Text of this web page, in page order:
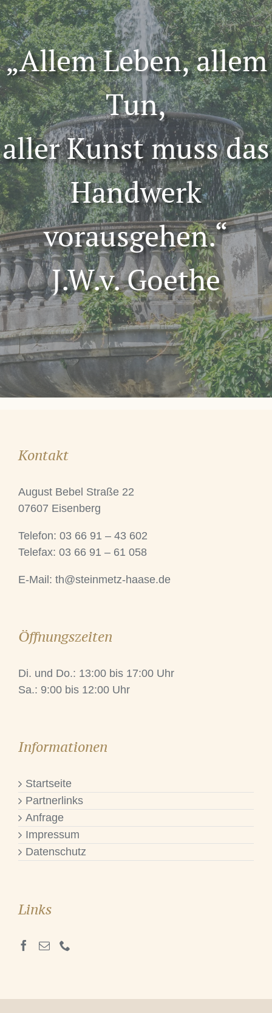
„Allem Leben, allem
Tun,
aller Kunst muss das
Handwerk
vorausgehen.“
J.W.v. Goethe
Kontakt
August Bebel Straße 22
07607 Eisenberg
Telefon: 03 66 91 – 43 602
Telefax: 03 66 91 – 61 058
E-Mail: th@steinmetz-haase.de
Öffnungszeiten
Di. und Do.: 13:00 bis 17:00 Uhr
Sa.: 9:00 bis 12:00 Uhr
Informationen
Startseite
Partnerlinks
Anfrage
Impressum
Datenschutz
Links